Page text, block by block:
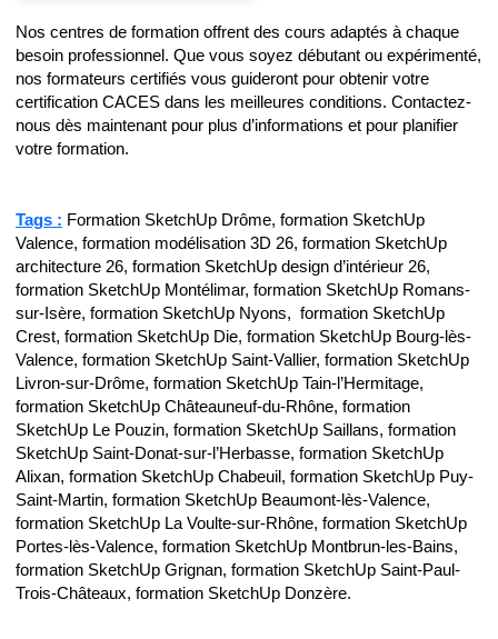
Nos centres de formation offrent des cours adaptés à chaque
besoin professionnel. Que vous soyez débutant ou expérimenté,
nos formateurs certifiés vous guideront pour obtenir votre
certification CACES dans les meilleures conditions. Contactez-
nous dès maintenant pour plus d’informations et pour planifier
votre formation.
Tags : Formation SketchUp Drôme, formation SketchUp
Valence, formation modélisation 3D 26, formation SketchUp
architecture 26, formation SketchUp design d’intérieur 26,
formation SketchUp Montélimar, formation SketchUp Romans-
sur-Isère, formation SketchUp Nyons, formation SketchUp
Crest, formation SketchUp Die, formation SketchUp Bourg-lès-
Valence, formation SketchUp Saint-Vallier, formation SketchUp
Livron-sur-Drôme, formation SketchUp Tain-l’Hermitage,
formation SketchUp Châteauneuf-du-Rhône, formation
SketchUp Le Pouzin, formation SketchUp Saillans, formation
SketchUp Saint-Donat-sur-l’Herbasse, formation SketchUp
Alixan, formation SketchUp Chabeuil, formation SketchUp Puy-
Saint-Martin, formation SketchUp Beaumont-lès-Valence,
formation SketchUp La Voulte-sur-Rhône, formation SketchUp
Portes-lès-Valence, formation SketchUp Montbrun-les-Bains,
formation SketchUp Grignan, formation SketchUp Saint-Paul-
Trois-Châteaux, formation SketchUp Donzère.